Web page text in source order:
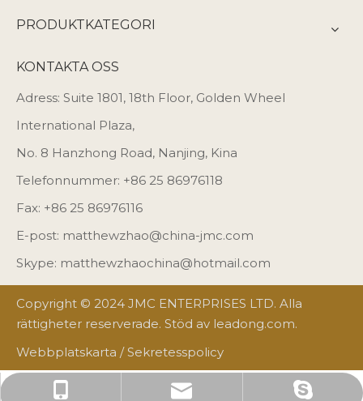
+86 25 86976118
matthewzhao@china-jmc.com
matthewzhaochina@hotmail.com
PRODUKTKATEGORI
KONTAKTA OSS
Adress: Suite 1801, 18th Floor, Golden Wheel
International Plaza,
No. 8 Hanzhong Road, Nanjing, Kina
Telefonnummer: +86 25 86976118
Fax: +86 25 86976116
E-post: matthewzhao@china-jmc.com
Skype: matthewzhaochina@hotmail.com
Copyright © 2024 JMC ENTERPRISES LTD. Alla
rättigheter reserverade. Stöd av leadong.com.
Webbplatskarta /Sekretesspolicy